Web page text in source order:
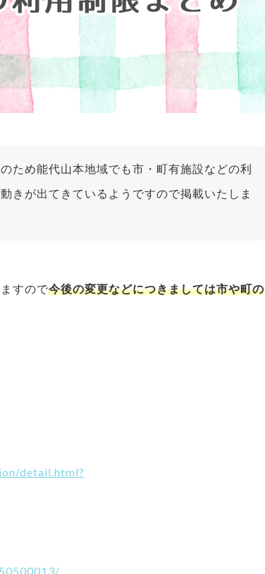
ため能代山本地域でも市・町有施設などの利
きが出てきているようですので掲載いたしま
すので今後の変更などにつきましては市や町の
detail.html?